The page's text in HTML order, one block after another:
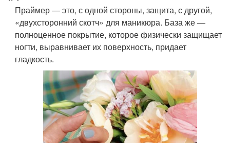
Праймер — это, с одной стороны, защита, с другой,
«двухсторонний скотч» для маникюра. База же —
полноценное покрытие, которое физически защищает
ногти, выравнивает их поверхность, придает
гладкость.